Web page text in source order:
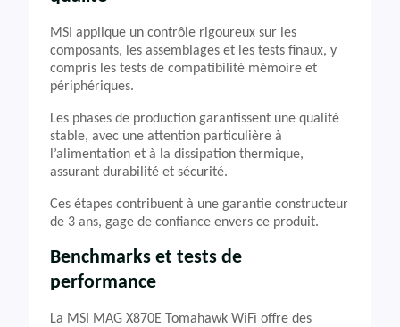
MSI applique un contrôle rigoureux sur les
composants, les assemblages et les tests finaux, y
compris les tests de compatibilité mémoire et
périphériques.
Les phases de production garantissent une qualité
stable, avec une attention particulière à
l’alimentation et à la dissipation thermique,
assurant durabilité et sécurité.
Ces étapes contribuent à une garantie constructeur
de 3 ans, gage de confiance envers ce produit.
Benchmarks et tests de
performance
La MSI MAG X870E Tomahawk WiFi offre des